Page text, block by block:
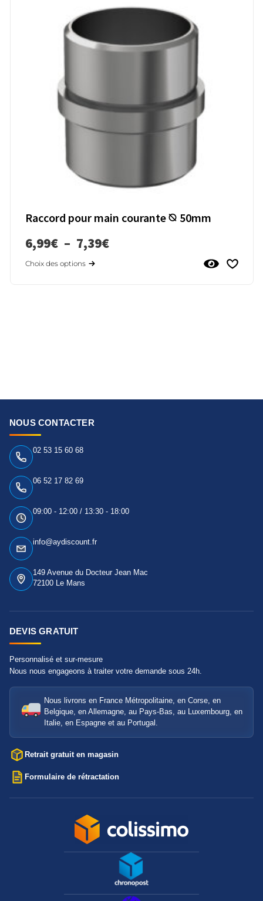
Raccord pour main courante ⦰ 50mm
6,99€ – 7,39€
Choix des options
NOUS CONTACTER
02 53 15 60 68
06 52 17 82 69
09:00 - 12:00 / 13:30 - 18:00
info@aydiscount.fr
149 Avenue du Docteur Jean Mac
72100 Le Mans
DEVIS GRATUIT
Personnalisé et sur-mesure
Nous nous engageons à traiter votre demande sous 24h.
Nous livrons en France Métropolitaine, en Corse, en
Belgique, en Allemagne, au Pays-Bas, au Luxembourg, en
Italie, en Espagne et au Portugal.
Retrait gratuit en magasin
Formulaire de rétractation